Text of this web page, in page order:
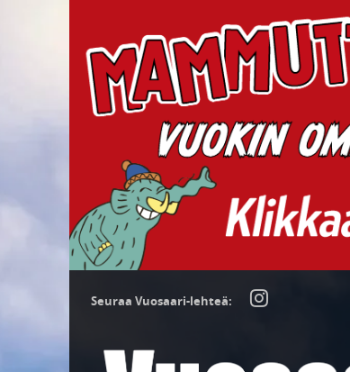
Seuraa Vuosaari-lehteä: